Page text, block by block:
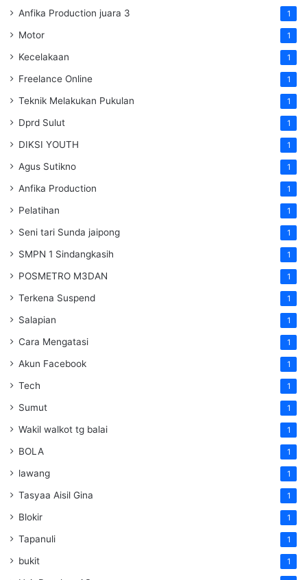
Anfika Production juara 3 1
Motor 1
Kecelakaan 1
Freelance Online 1
Teknik Melakukan Pukulan 1
Dprd Sulut 1
DIKSI YOUTH 1
Agus Sutikno 1
Anfika Production 1
Pelatihan 1
Seni tari Sunda jaipong 1
SMPN 1 Sindangkasih 1
POSMETRO M3DAN 1
Terkena Suspend 1
Salapian 1
Cara Mengatasi 1
Akun Facebook 1
Tech 1
Sumut 1
Wakil walkot tg balai 1
BOLA 1
lawang 1
Tasyaa Aisil Gina 1
Blokir 1
Tapanuli 1
bukit 1